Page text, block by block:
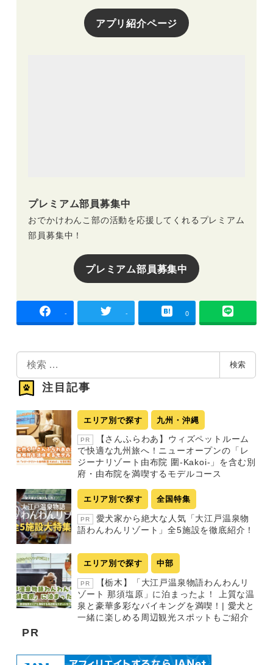
アプリ紹介ページ
プレミアム部員募集中
おでかけわんこ部の活動を応援してくれるプレミアム
部員募集中！
プレミアム部員募集中
- - 0
検
索
検索
注目記事
エリア別で探す 九州・沖縄
PR
【さんふらわあ】ウィズペットルーム
で快適な九州旅へ！ニューオープンの「レ
ジーナリゾート由布院 圍-Kakoi-」を含む別
府・由布院を満喫するモデルコース
エリア別で探す 全国特集
PR
愛犬家から絶大な人気「大江戸温泉物
語わんわんリゾート」全5施設を徹底紹介！
エリア別で探す 中部
PR
【栃木】「大江戸温泉物語わんわんリ
ゾート 那須塩原」に泊まったよ！ 上質な温
泉と豪華多彩なバイキングを満喫！| 愛犬と
一緒に楽しめる周辺観光スポットもご紹介
PR